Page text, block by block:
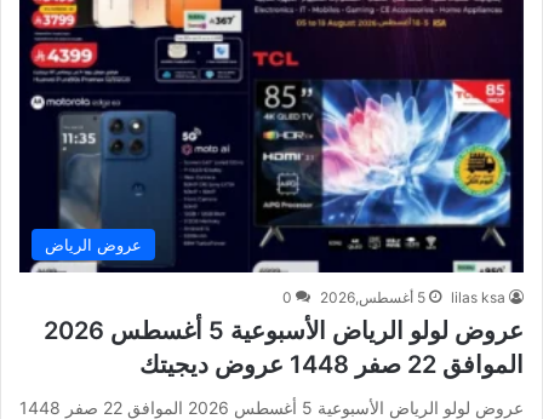
عروض الرياض
lilas ksa 5 أغسطس,2026 0
عروض لولو الرياض الأسبوعية 5 أغسطس 2026
الموافق 22 صفر 1448 عروض ديجيتك
عروض لولو الرياض الأسبوعية 5 أغسطس 2026 الموافق 22 صفر 1448